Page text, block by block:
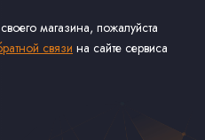
магазина, пожалуйста
связи на сайте сервиса